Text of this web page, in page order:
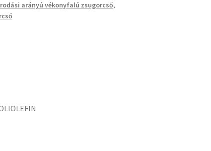
arányú vékonyfalú zsugorcső,